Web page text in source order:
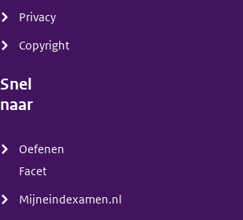
Privacy
Copyright
Snel
naar
Oefenen
Facet
Mijneindexamen.nl